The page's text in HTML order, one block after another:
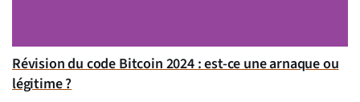
Révision du code Bitcoin 2024 : est-ce une arnaque ou
légitime ?